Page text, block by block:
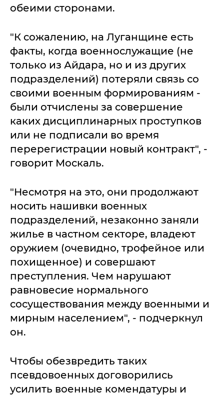
обеими сторонами.
"К сожалению, на Луганщине есть
факты, когда военнослужащие (не
только из Айдара, но и из других
подразделений) потеряли связь со
своими военным формированиям -
были отчислены за совершение
каких дисциплинарных проступков
или не подписали во время
перерегистрации новый контракт", -
говорит Москаль.
"Несмотря на это, они продолжают
носить нашивки военных
подразделений, незаконно заняли
жилье в частном секторе, владеют
оружием (очевидно, трофейное или
похищенное) и совершают
преступления. Чем нарушают
равновесие нормального
сосуществования между военными и
мирным населением", - подчеркнул
он.
Чтобы обезвредить таких
псевдовоенных договорились
усилить военные комендатуры и